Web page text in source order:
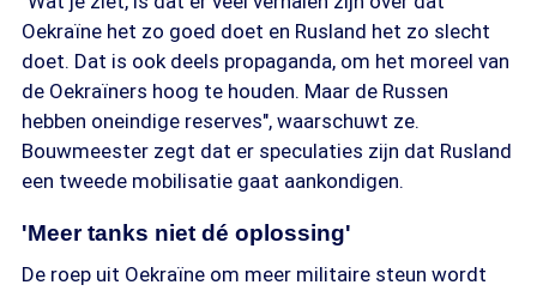
Oekraïne het zo goed doet en Rusland het zo slecht
doet. Dat is ook deels propaganda, om het moreel van
de Oekraïners hoog te houden. Maar de Russen
hebben oneindige reserves", waarschuwt ze.
Bouwmeester zegt dat er speculaties zijn dat Rusland
een tweede mobilisatie gaat aankondigen.
'Meer tanks niet dé oplossing'
De roep uit Oekraïne om meer militaire steun wordt